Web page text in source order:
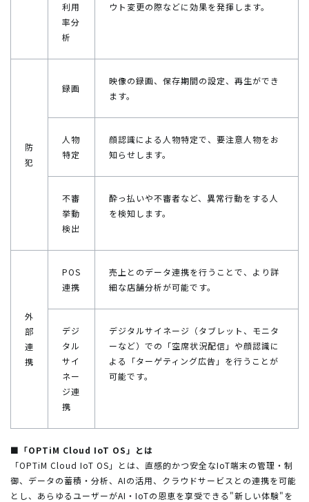
利用
率分
析
ウト変更の際などに効果を発揮します。
防
犯
録画
映像の録画、保存期間の設定、再生ができ
ます。
人物
特定
顔認識による人物特定で、要注意人物をお
知らせします。
不審
挙動
検出
酔っ払いや不審者など、異常行動をする人
を検知します。
外
部
連
携
POS
連携
売上とのデータ連携を行うことで、より詳
細な店舗分析が可能です。
デジ
タル
サイ
ネー
ジ連
携
デジタルサイネージ（タブレット、モニタ
ーなど）での「空席状況配信」や顔認識に
よる「ターゲティング広告」を行うことが
可能です。
■「OPTiM Cloud IoT OS」とは
「OPTiM Cloud IoT OS」とは、直感的かつ安全なIoT端末の管理・制
御、データの蓄積・分析、AIの活用、クラウドサービスとの連携を可能
とし、あらゆるユーザーがAI・IoTの恩恵を享受できる"新しい体験"を